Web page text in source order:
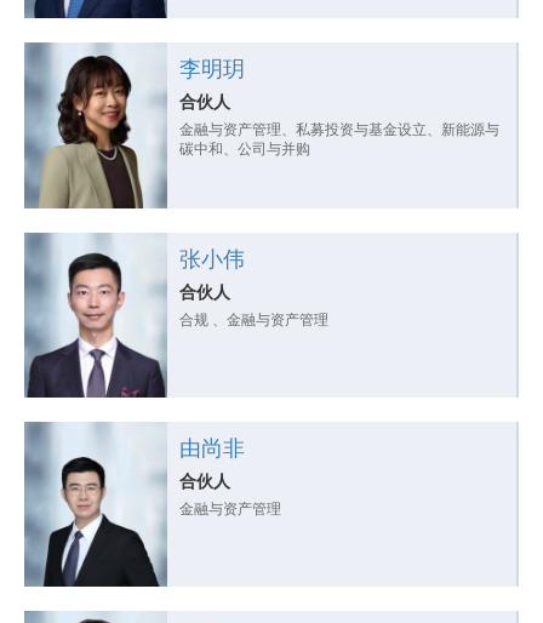
李明玥
合伙人
金融与资产管理、私募投资与基金设立、新能源与
碳中和、公司与并购
张小伟
合伙人
合规 、金融与资产管理
由尚非
合伙人
金融与资产管理